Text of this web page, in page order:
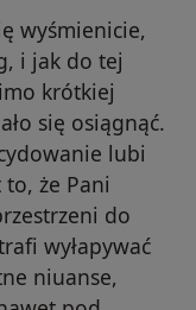
wyśmienicie,
i jak do tej
krótkiej
się osiągnąć.
lubi
że Pani
do
wyłapywać
niuanse,